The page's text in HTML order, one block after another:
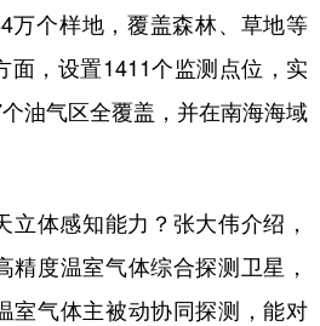
云南 西藏
青海 宁夏
Français عربى
万个样地，覆盖森林、草地等
面，设置1411个监测点位，实
油气区全覆盖，并在南海海域
体感知能力？张大伟介绍，
精度温室气体综合探测卫星，
室气体主被动协同探测，能对